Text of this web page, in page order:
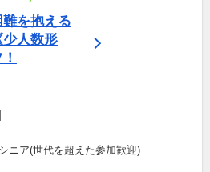
難を抱える
人数形
ニア(世代を超えた参加歓迎)